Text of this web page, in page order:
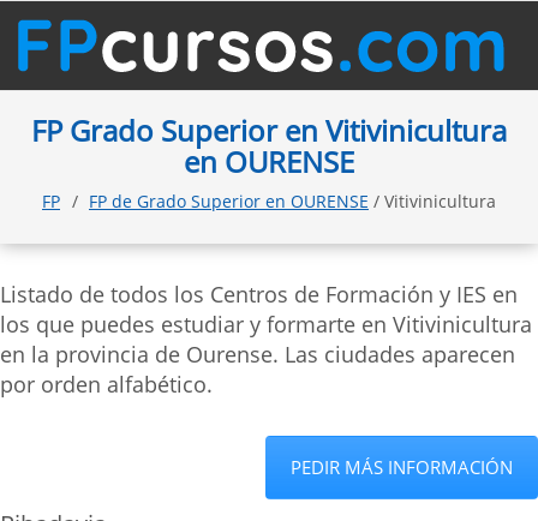
FP Grado Superior en Vitivinicultura
en OURENSE
FP FP de Grado Superior en OURENSE / Vitivinicultura
Listado de todos los Centros de Formación y IES en
los que puedes estudiar y formarte en Vitivinicultura
en la provincia de Ourense. Las ciudades aparecen
por orden alfabético.
PEDIR MÁS INFORMACIÓN